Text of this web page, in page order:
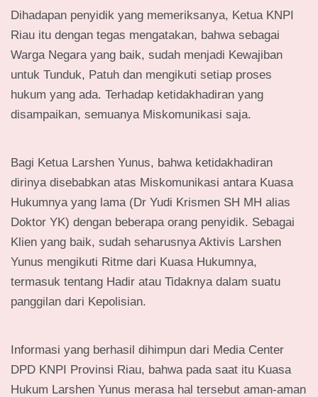
Dihadapan penyidik yang memeriksanya, Ketua KNPI
Riau itu dengan tegas mengatakan, bahwa sebagai
Warga Negara yang baik, sudah menjadi Kewajiban
untuk Tunduk, Patuh dan mengikuti setiap proses
hukum yang ada. Terhadap ketidakhadiran yang
disampaikan, semuanya Miskomunikasi saja.
Bagi Ketua Larshen Yunus, bahwa ketidakhadiran
dirinya disebabkan atas Miskomunikasi antara Kuasa
Hukumnya yang lama (Dr Yudi Krismen SH MH alias
Doktor YK) dengan beberapa orang penyidik. Sebagai
Klien yang baik, sudah seharusnya Aktivis Larshen
Yunus mengikuti Ritme dari Kuasa Hukumnya,
termasuk tentang Hadir atau Tidaknya dalam suatu
panggilan dari Kepolisian.
Informasi yang berhasil dihimpun dari Media Center
DPD KNPI Provinsi Riau, bahwa pada saat itu Kuasa
Hukum Larshen Yunus merasa hal tersebut aman-aman